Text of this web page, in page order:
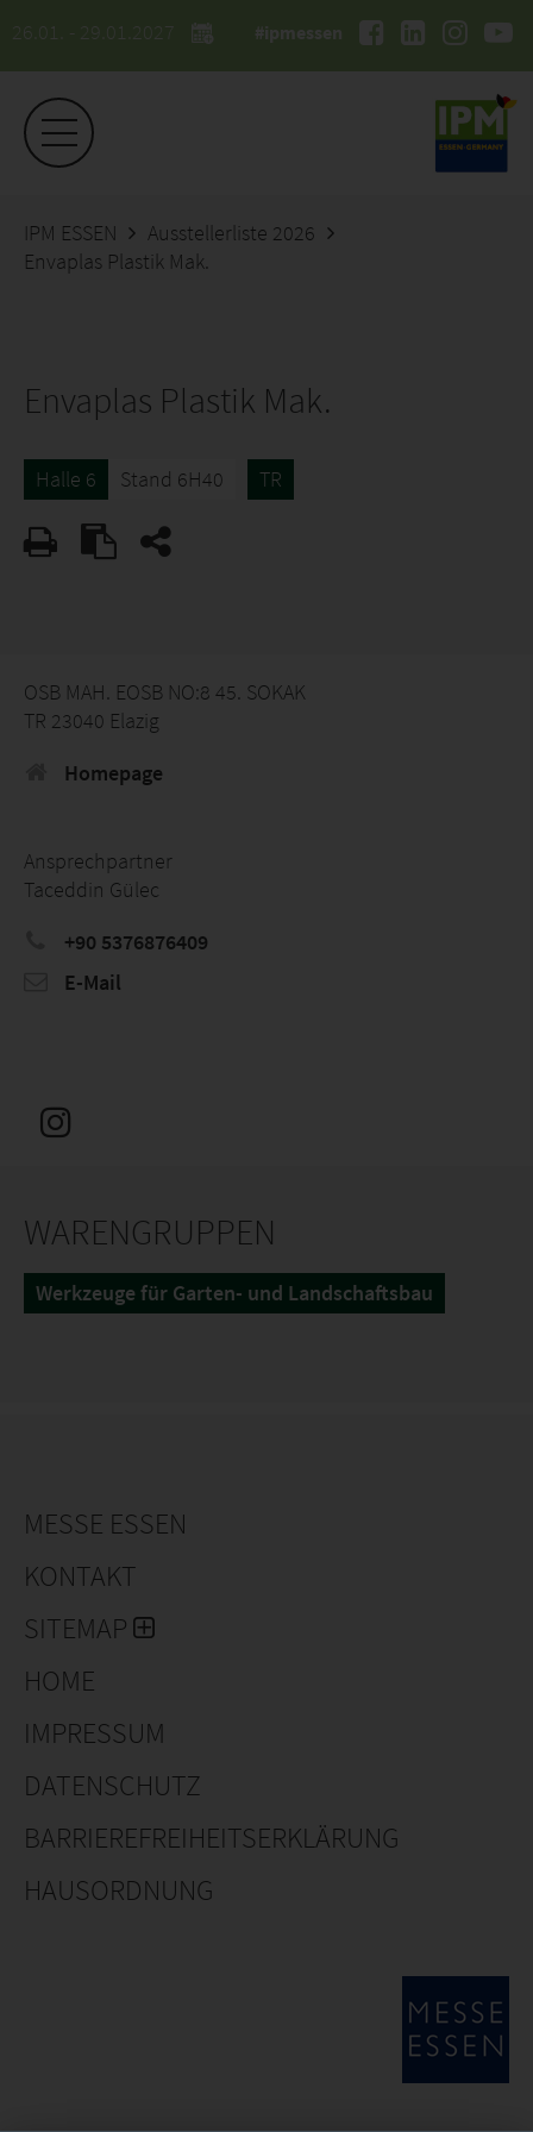
26.01. - 29.01.2027 #ipmessen
IPM ESSEN
Ausstellerliste 2026
Envaplas Plastik Mak.
Envaplas Plastik Mak.
Halle 6 Stand 6H40 TR
OSB MAH. EOSB NO:8 45. SOKAK
TR 23040 Elazig
Homepage
Ansprechpartner
Taceddin Gülec
+90 5376876409
E-Mail
WARENGRUPPEN
Werkzeuge für Garten- und Landschaftsbau
MESSE ESSEN
KONTAKT
SITEMAP
HOME
IMPRESSUM
DATENSCHUTZ
BARRIEREFREIHEITSERKLÄRUNG
HAUSORDNUNG